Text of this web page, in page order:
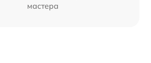
мастера